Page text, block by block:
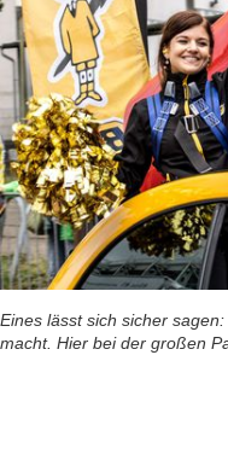
Eines lässt sich sicher
macht. Hier bei der großen